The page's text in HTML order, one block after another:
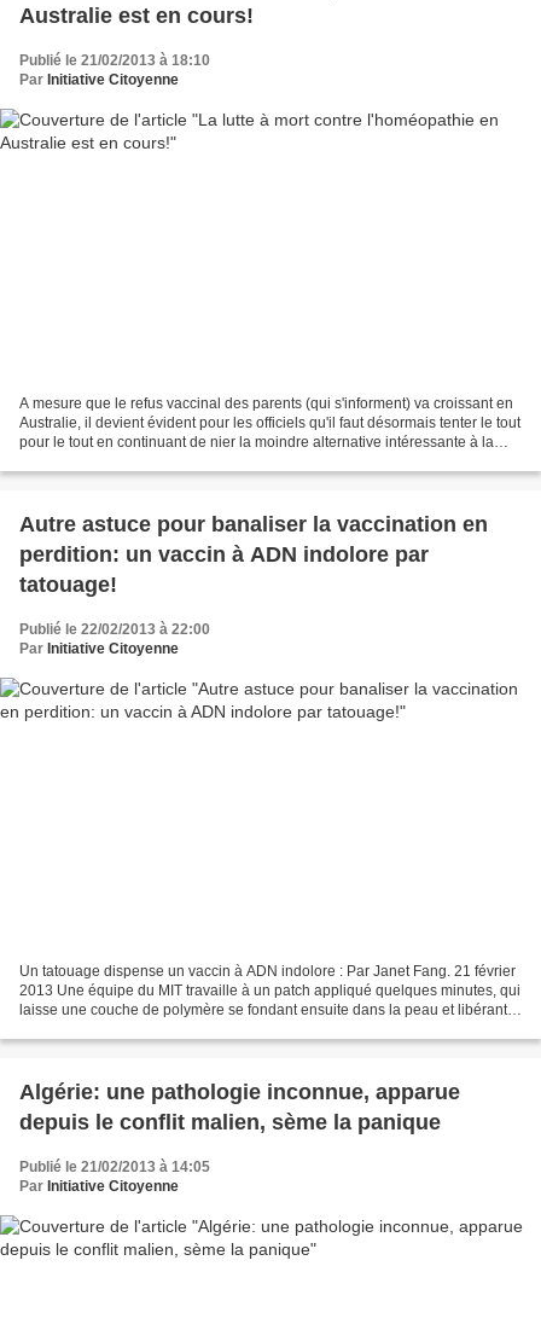
Australie est en cours!
Publié le 21/02/2013 à 18:10
Par Initiative Citoyenne
A mesure que le refus vaccinal des parents (qui s'informent) va croissant en
Australie, il devient évident pour les officiels qu'il faut désormais tenter le tout
pour le tout en continuant de nier la moindre alternative intéressante à la
Autre astuce pour banaliser la vaccination en
perdition: un vaccin à ADN indolore par
tatouage!
Publié le 22/02/2013 à 22:00
Par Initiative Citoyenne
Un tatouage dispense un vaccin à ADN indolore : Par Janet Fang. 21 février
2013 Une équipe du MIT travaille à un patch appliqué quelques minutes, qui
laisse une couche de polymère se fondant ensuite dans la peau et libérant
Algérie: une pathologie inconnue, apparue
depuis le conflit malien, sème la panique
Publié le 21/02/2013 à 14:05
Par Initiative Citoyenne